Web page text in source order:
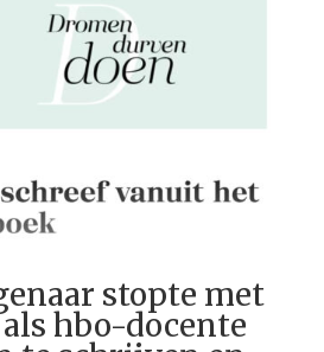
stopte met
hbo-docente